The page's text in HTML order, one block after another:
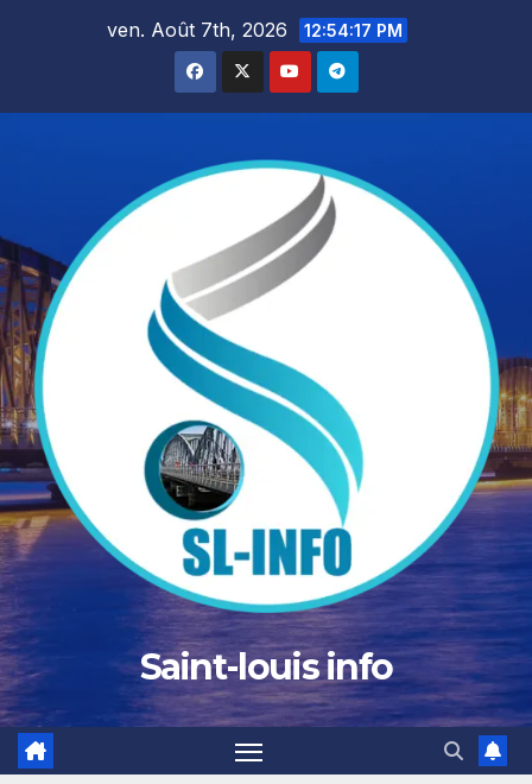
ven. Août 7th, 2026 12:54:18 PM
Saint-louis info